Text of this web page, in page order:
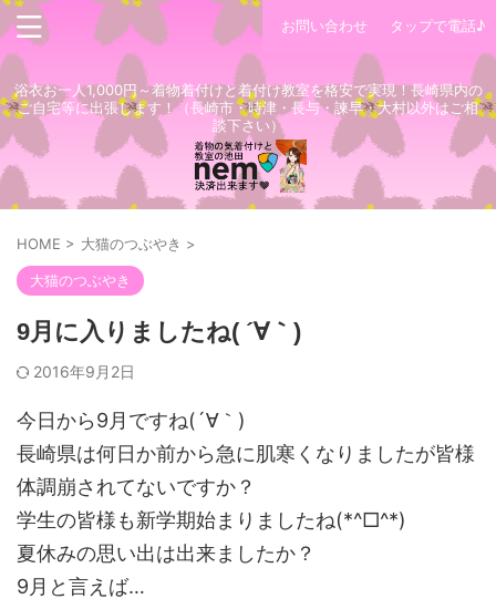
お問い合わせ タップで電話♪
浴衣お一人1,000円～着物着付けと着付け教室を格安で実現！長崎県内の
ご自宅等に出張します！（長崎市・時津・長与・諫早・大村以外はご相
談下さい）
HOME > 大猫のつぶやき >
大猫のつぶやき
9月に入りましたね( ´∀｀)
2016年9月2日
今日から9月ですね(´∀｀)
長崎県は何日か前から急に肌寒くなりましたが皆様
体調崩されてないですか？
学生の皆様も新学期始まりましたね(*^□^*)
夏休みの思い出は出来ましたか？
9月と言えば…